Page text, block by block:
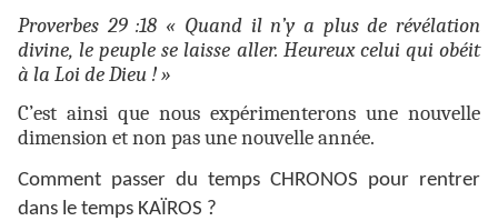
Proverbes 29 :18 « Quand il n’y a plus de révélation
divine, le peuple se laisse aller. Heureux celui qui obéit
à la Loi de Dieu ! »
C’est ainsi que nous expérimenterons une nouvelle
dimension et non pas une nouvelle année.
Comment passer du temps CHRONOS pour rentrer
dans le temps KAÏROS ?